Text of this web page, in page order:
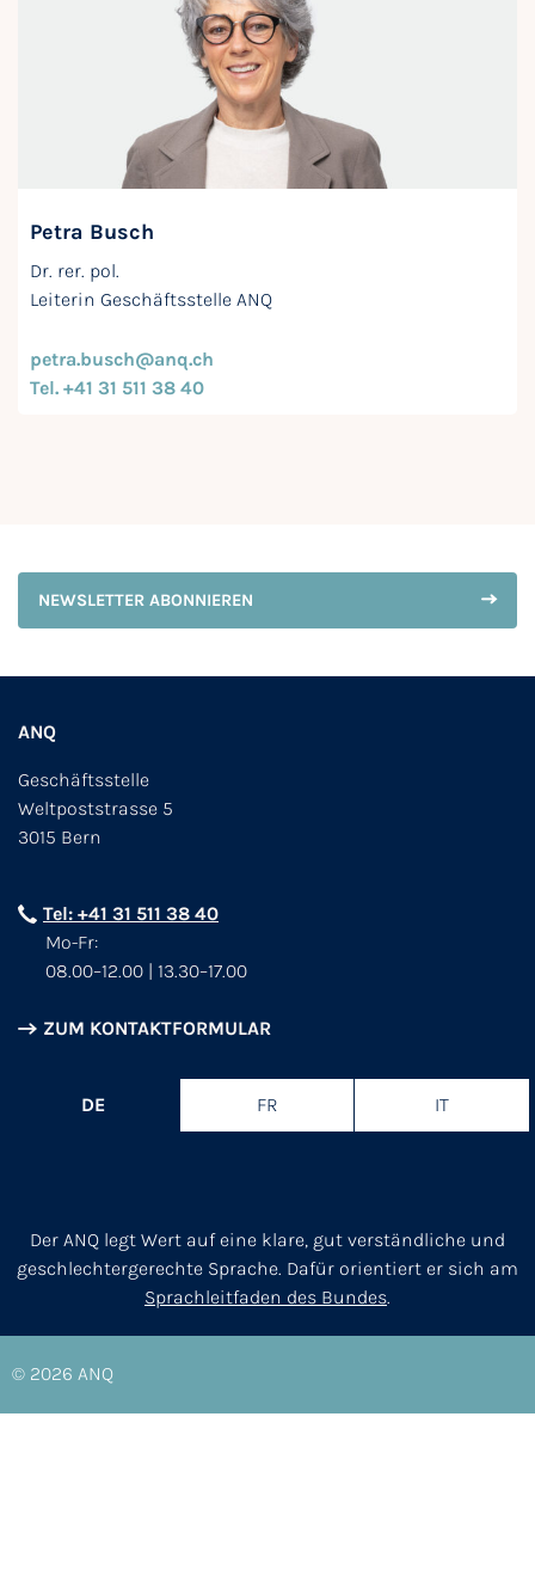
Petra Busch
Dr. rer. pol.
Leiterin Geschäftsstelle ANQ
petra.busch@anq.ch
Tel. +41 31 511 38 40
NEWSLETTER ABONNIEREN
ANQ
Geschäftsstelle
Weltpoststrasse 5
3015 Bern
Tel: +41 31 511 38 40
Mo-Fr:
08.00–12.00 | 13.30–17.00
ZUM KONTAKTFORMULAR
DE FR IT
Der ANQ legt Wert auf eine klare, gut verständliche und
geschlechtergerechte Sprache. Dafür orientiert er sich am
Sprachleitfaden des Bundes.
© 2026 ANQ